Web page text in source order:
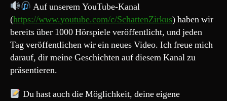
Auf unserem YouTube-Kanal
(https://www.youtube.com/c/SchattenZirkus) haben wir
bereits über 1000 Hörspiele veröffentlicht, und jeden
Tag veröffentlichen wir ein neues Video. Ich freue mich
darauf, dir meine Geschichten auf diesem Kanal zu
präsentieren.
Du hast auch die Möglichkeit, deine eigene